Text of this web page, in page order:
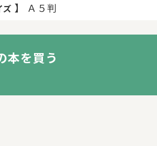
ズ 】 Ａ５判
本を買う